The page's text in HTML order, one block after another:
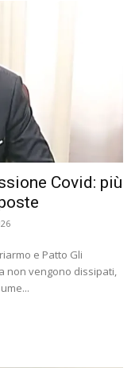
Covid: più
e Patto Gli
non vengono dissipati,